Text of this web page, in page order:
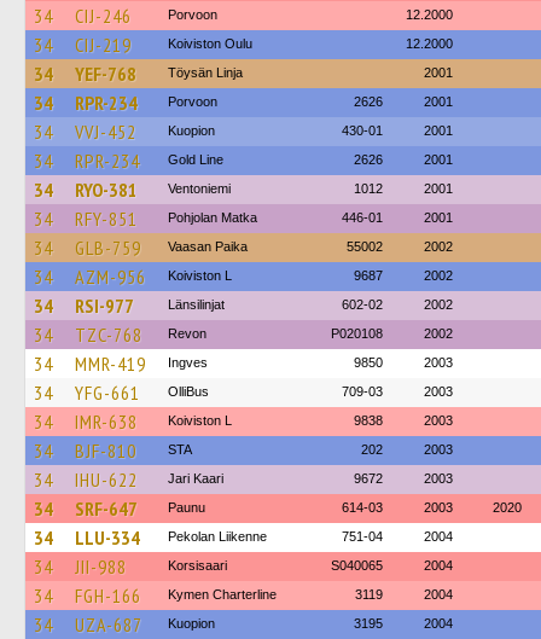
34 CIJ-246 Porvoon 12.2000
34 CIJ-219 Koiviston Oulu 12.2000
34 YEF-768 Töysän Linja 2001
34 RPR-234 Porvoon 2626 2001
34 VVJ-452 Kuopion 430-01 2001
34 RPR-234 Gold Line 2626 2001
34 RYO-381 Ventoniemi 1012 2001
34 RFY-851 Pohjolan Matka 446-01 2001
34 GLB-759 Vaasan Paika 55002 2002
34 AZM-956 Koiviston L 9687 2002
34 RSI-977 Länsilinjat 602-02 2002
34 TZC-768 Revon P020108 2002
34 MMR-419 Ingves 9850 2003
34 YFG-661 OlliBus 709-03 2003
34 IMR-638 Koiviston L 9838 2003
34 BJF-810 STA 202 2003
34 IHU-622 Jari Kaari 9672 2003
34 SRF-647 Paunu 614-03 2003 2020
34 LLU-334 Pekolan Liikenne 751-04 2004
34 JII-988 Korsisaari S040065 2004
34 FGH-166 Kymen Charterline 3119 2004
34 UZA-687 Kuopion 3195 2004